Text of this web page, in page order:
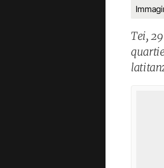
Tei,